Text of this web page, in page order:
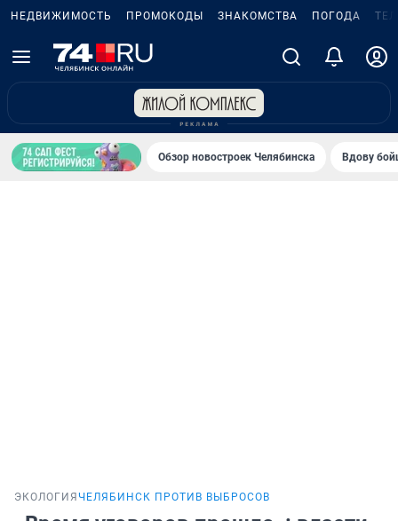
НЕДВИЖИМОСТЬ ПРОМОКОДЫ ЗНАКОМСТВА ПОГОДА
Обзор новостроек Челябинска Вдову
ЭКОЛОГИЯ ЧЕЛЯБИНСК ПРОТИВ ВЫБРОСОВ